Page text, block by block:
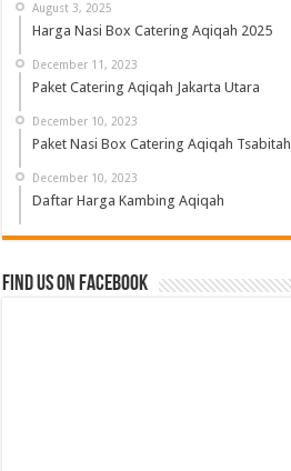
August 3, 2025
Harga Nasi Box Catering Aqiqah 2025
December 11, 2023
Paket Catering Aqiqah Jakarta Utara
December 10, 2023
Paket Nasi Box Catering Aqiqah Tsabitah
December 10, 2023
Daftar Harga Kambing Aqiqah
Find us on Facebook